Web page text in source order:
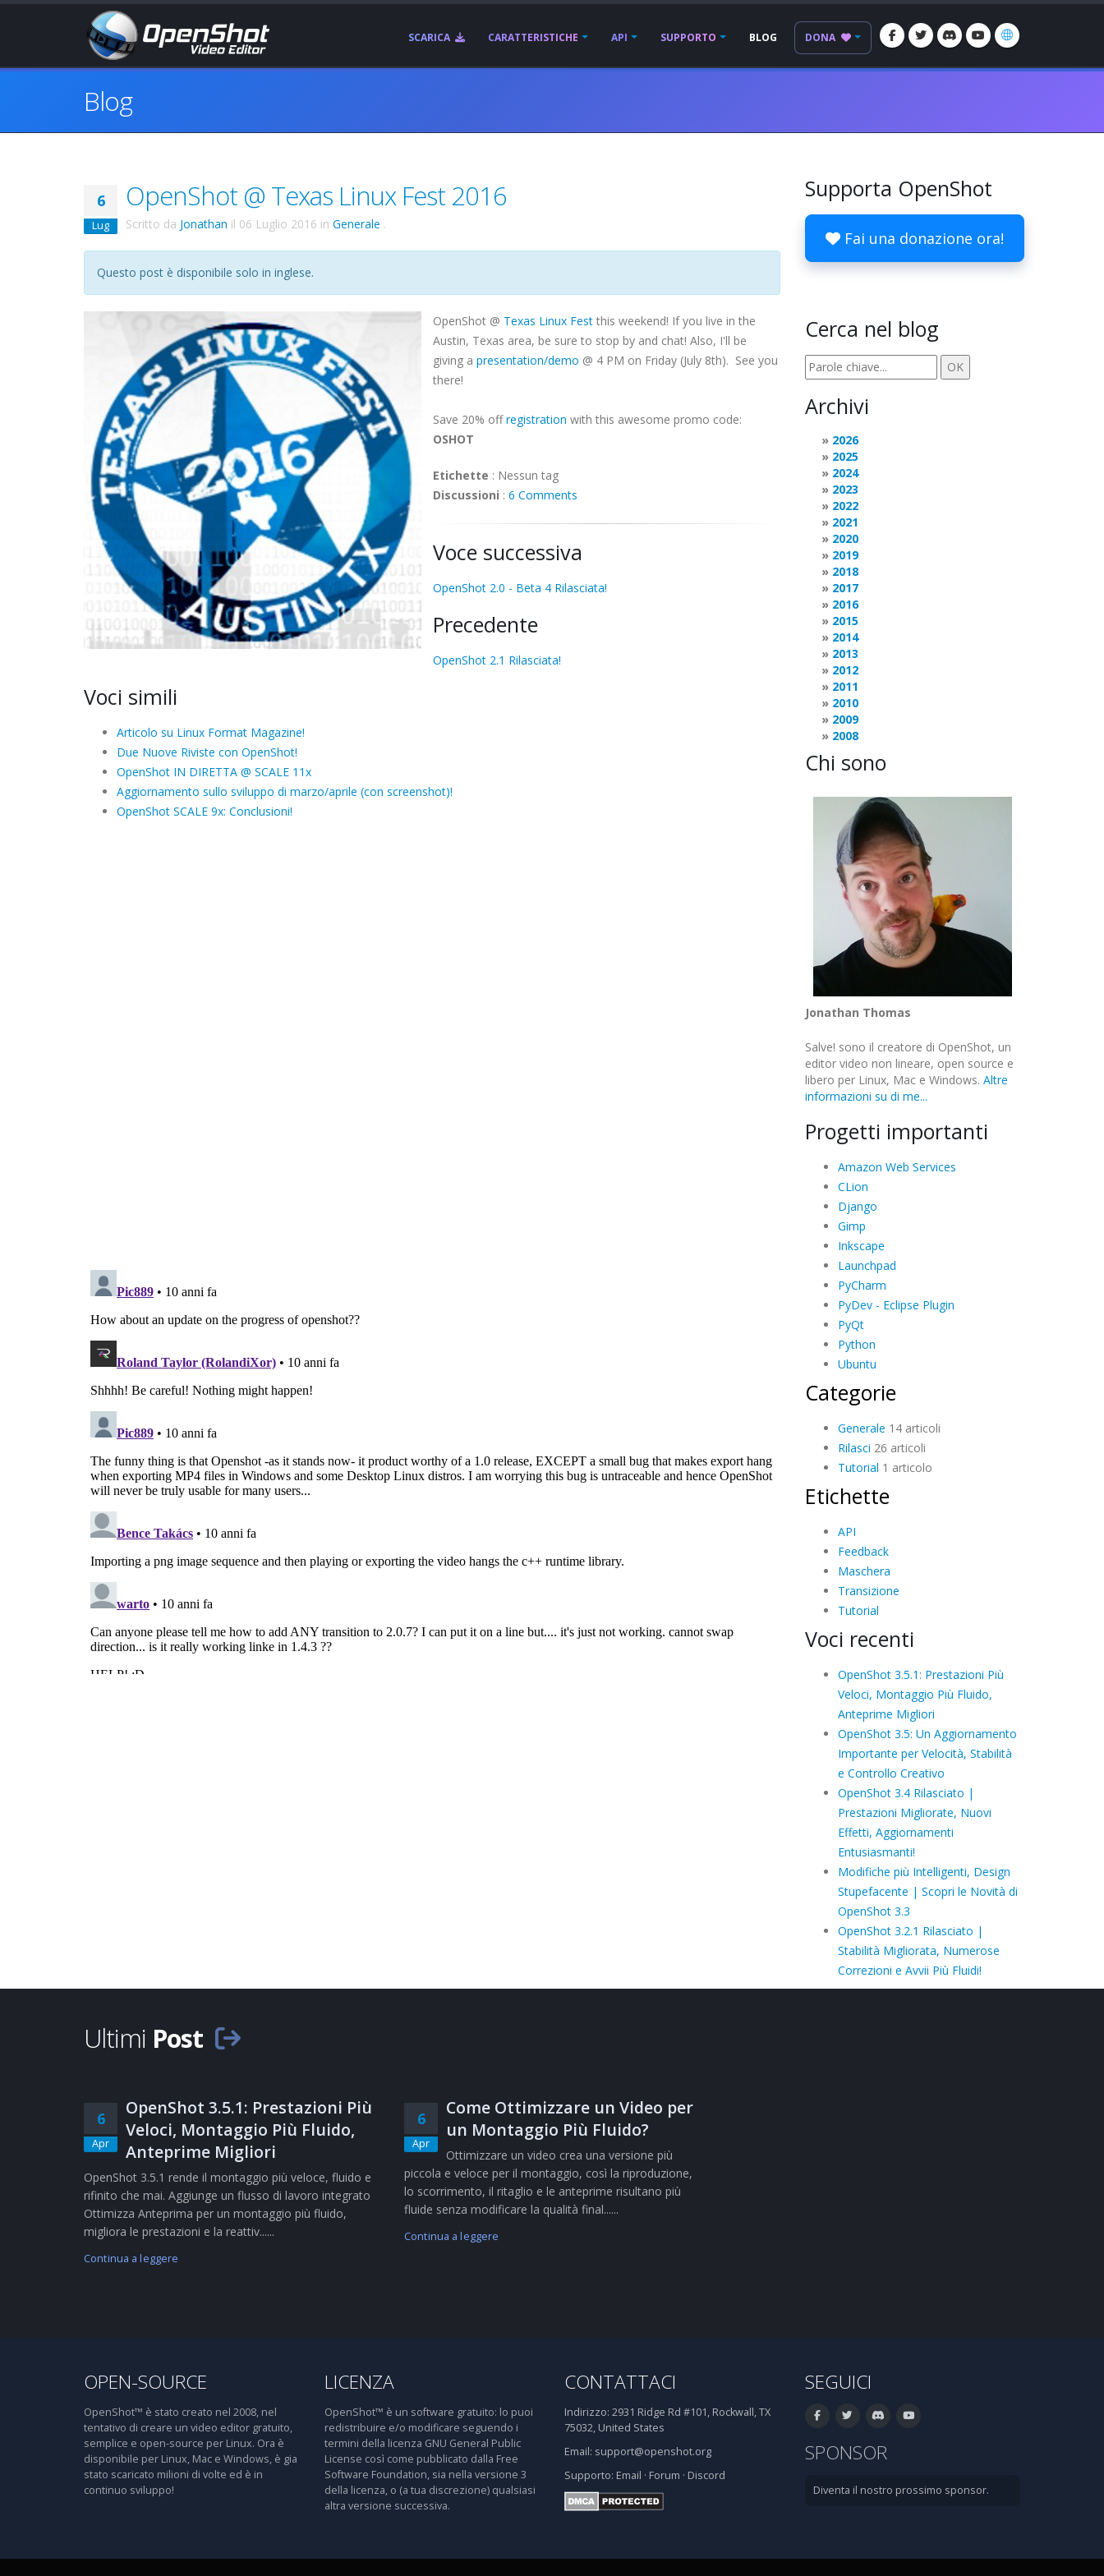
SCARICA CARATTERISTICHE API SUPPORTO BLOG DONA
Blog
6
Lug
OpenShot @ Texas Linux Fest 2016
Scritto da Jonathan il 06 Luglio 2016 in Generale .
Questo post è disponibile solo in inglese.
OpenShot @ Texas Linux Fest this weekend! If you live in the
Austin, Texas area, be sure to stop by and chat! Also, I'll be
giving a presentation/demo @ 4 PM on Friday (July 8th). See you
there!
Save 20% offregistration with this awesome promo code:
OSHOT
Etichette : Nessun tag
Discussioni : 6 Comments
Voce successiva
OpenShot 2.0 - Beta 4 Rilasciata!
Precedente
OpenShot 2.1 Rilasciata!
Voci simili
Articolo su Linux Format Magazine!
Due Nuove Riviste con OpenShot!
OpenShot IN DIRETTA @ SCALE 11x
Aggiornamento sullo sviluppo di marzo/aprile (con screenshot)!
OpenShot SCALE 9x: Conclusioni!
Supporta OpenShot
Fai una donazione ora!
Cerca nel blog
Archivi
2026
2025
2024
2023
2022
2021
2020
2019
2018
2017
2016
2015
2014
2013
2012
2011
2010
2009
2008
Chi sono
Jonathan Thomas
Salve! sono il creatore di OpenShot, un
editor video non lineare, open source e
libero per Linux, Mac e Windows. Altre
informazioni su di me...
Progetti importanti
Amazon Web Services
CLion
Django
Gimp
Inkscape
Launchpad
PyCharm
PyDev - Eclipse Plugin
PyQt
Python
Ubuntu
Categorie
Generale 14 articoli
Rilasci 26 articoli
Tutorial 1 articolo
Etichette
API
Feedback
Maschera
Transizione
Tutorial
Voci recenti
OpenShot 3.5.1: Prestazioni Più
Veloci, Montaggio Più Fluido,
Anteprime Migliori
OpenShot 3.5: Un Aggiornamento
Importante per Velocità, Stabilità
e Controllo Creativo
OpenShot 3.4 Rilasciato |
Prestazioni Migliorate, Nuovi
Effetti, Aggiornamenti
Entusiasmanti!
Modifiche più Intelligenti, Design
Stupefacente | Scopri le Novità di
OpenShot 3.3
OpenShot 3.2.1 Rilasciato |
Stabilità Migliorata, Numerose
Correzioni e Avvii Più Fluidi!
Ultimi Post
6
Apr
OpenShot 3.5.1: Prestazioni Più
Veloci, Montaggio Più Fluido,
Anteprime Migliori
OpenShot 3.5.1 rende il montaggio più veloce, fluido e
rifinito che mai. Aggiunge un flusso di lavoro integrato
Ottimizza Anteprima per un montaggio più fluido,
migliora le prestazioni e la reattiv......
Continua a leggere
6
Apr
Come Ottimizzare un Video per
un Montaggio Più Fluido?
Ottimizzare un video crea una versione più
piccola e veloce per il montaggio, così la riproduzione,
lo scorrimento, il ritaglio e le anteprime risultano più
fluide senza modificare la qualità final......
Continua a leggere
OPEN-SOURCE
OpenShot™ è stato creato nel 2008, nel
tentativo di creare un video editor gratuito,
semplice e open-source per Linux. Ora è
disponibile per Linux, Mac e Windows, è gia
stato scaricato milioni di volte ed è in
continuo sviluppo!
LICENZA
OpenShot™ è un software gratuito: lo puoi
redistribuire e/o modificare seguendo i
termini della licenza GNU General Public
License così come pubblicato dalla Free
Software Foundation, sia nella versione 3
della licenza, o (a tua discrezione) qualsiasi
altra versione successiva.
CONTATTACI
Indirizzo: 2931 Ridge Rd #101, Rockwall, TX
75032, United States
Email: support@openshot.org
Supporto: Email · Forum · Discord
SEGUICI
SPONSOR
Diventa il nostro prossimo sponsor.